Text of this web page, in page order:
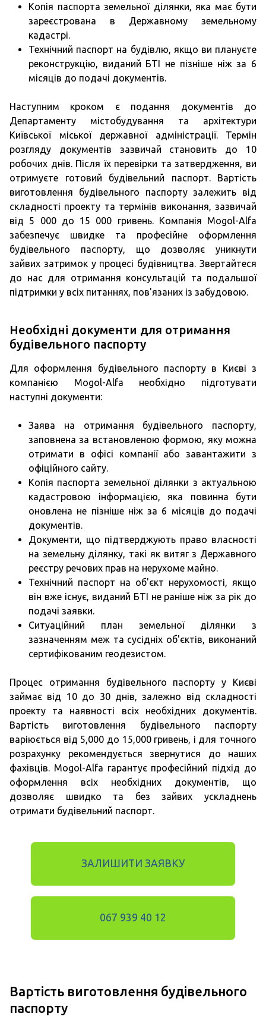
Копія паспорта земельної ділянки, яка має бути
зареєстрована в Державному земельному
кадастрі.
Технічний паспорт на будівлю, якщо ви плануєте
реконструкцію, виданий БТІ не пізніше ніж за 6
місяців до подачі документів.
Наступним кроком є подання документів до
Департаменту містобудування та архітектури
Київської міської державної адміністрації. Термін
розгляду документів зазвичай становить до 10
робочих днів. Після їх перевірки та затвердження, ви
отримуєте готовий будівельний паспорт. Вартість
виготовлення будівельного паспорту залежить від
складності проекту та термінів виконання, зазвичай
від 5 000 до 15 000 гривень. Компанія Mogol-Alfa
забезпечує швидке та професійне оформлення
будівельного паспорту, що дозволяє уникнути
зайвих затримок у процесі будівництва. Звертайтеся
до нас для отримання консультацій та подальшої
підтримки у всіх питаннях, пов'язаних із забудовою.
Необхідні документи для отримання
будівельного паспорту
Для оформлення будівельного паспорту в Києві з
компанією Mogol-Alfa необхідно підготувати
наступні документи:
Заява на отримання будівельного паспорту,
заповнена за встановленою формою, яку можна
отримати в офісі компанії або завантажити з
офіційного сайту.
Копія паспорта земельної ділянки з актуальною
кадастровою інформацією, яка повинна бути
оновлена не пізніше ніж за 6 місяців до подачі
документів.
Документи, що підтверджують право власності
на земельну ділянку, такі як витяг з Державного
реєстру речових прав на нерухоме майно.
Технічний паспорт на об'єкт нерухомості, якщо
він вже існує, виданий БТІ не раніше ніж за рік до
подачі заявки.
Ситуаційний план земельної ділянки з
зазначенням меж та сусідніх об'єктів, виконаний
сертифікованим геодезистом.
Процес отримання будівельного паспорту у Києві
займає від 10 до 30 днів, залежно від складності
проекту та наявності всіх необхідних документів.
Вартість виготовлення будівельного паспорту
варіюється від 5,000 до 15,000 гривень, і для точного
розрахунку рекомендується звернутися до наших
фахівців. Mogol-Alfa гарантує професійний підхід до
оформлення всіх необхідних документів, що
дозволяє швидко та без зайвих ускладнень
отримати будівельний паспорт.
ЗАЛИШИТИ ЗАЯВКУ
067 939 40 12
Вартість виготовлення будівельного
паспорту